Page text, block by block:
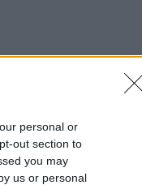
personal or
out section to
you may
us or personal